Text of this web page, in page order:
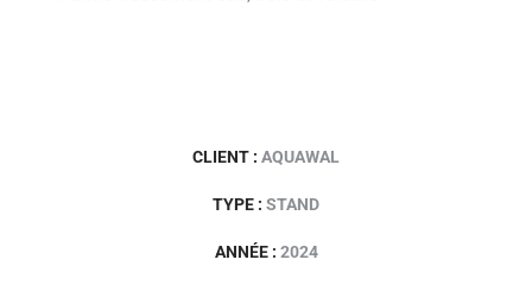
CLIENT : AQUAWAL
TYPE : STAND
ANNÉE : 2024